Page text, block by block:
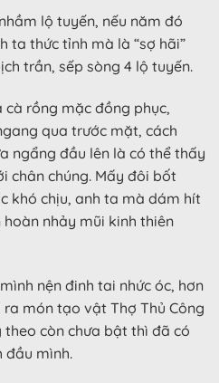
lộ tuyến, nếu năm đó
ta thức tỉnh mà là “sợ hãi”
trần, sếp sòng 4 lộ tuyến.
rồng mặc đồng phục,
qua trước mặt, cách
ngẩng đầu lên là có thể thấy
chân chúng. Mấy đôi bốt
khó chịu, anh ta mà dám hít
nhảy mũi kinh thiên
nện đinh tai nhức óc, hơn
món tạo vật Thợ Thủ Công
còn chưa bật thì đã có
đầu mình.